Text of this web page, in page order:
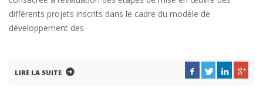
différents projets inscrits dans le cadre du modèle de
développement des
LIRE LA SUITE